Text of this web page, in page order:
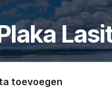
toevoegen